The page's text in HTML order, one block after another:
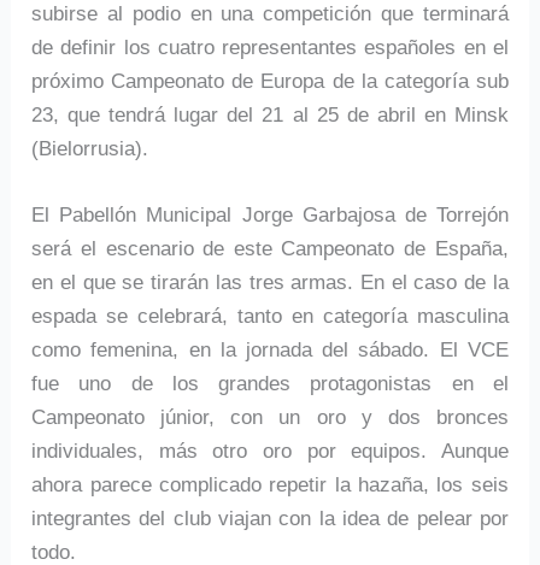
subirse al podio en una competición que terminará
de definir los cuatro representantes españoles en el
próximo Campeonato de Europa de la categoría sub
23, que tendrá lugar del 21 al 25 de abril en Minsk
(Bielorrusia).
El Pabellón Municipal Jorge Garbajosa de Torrejón
será el escenario de este Campeonato de España,
en el que se tirarán las tres armas. En el caso de la
espada se celebrará, tanto en categoría masculina
como femenina, en la jornada del sábado. El VCE
fue uno de los grandes protagonistas en el
Campeonato júnior, con un oro y dos bronces
individuales, más otro oro por equipos. Aunque
ahora parece complicado repetir la hazaña, los seis
integrantes del club viajan con la idea de pelear por
todo.